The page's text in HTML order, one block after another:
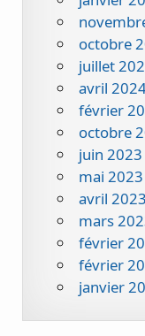
octobre
juillet
avril
février
octobre
juin 2023
mai 2023
avril 2023
mars
février
février
janvier